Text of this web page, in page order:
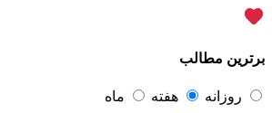
آرتان گادلی
آرتين شاهوران1
برترین مطالب
روزانه هفته ماه